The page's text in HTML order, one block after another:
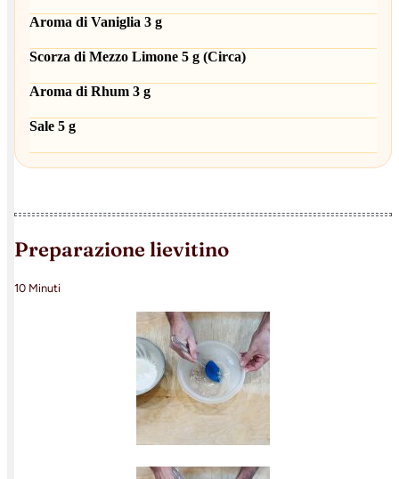
Aroma di Vaniglia 3 g
Scorza di Mezzo Limone 5 g (Circa)
Aroma di Rhum 3 g
Sale 5 g
preparazione lievitino
10 Minuti